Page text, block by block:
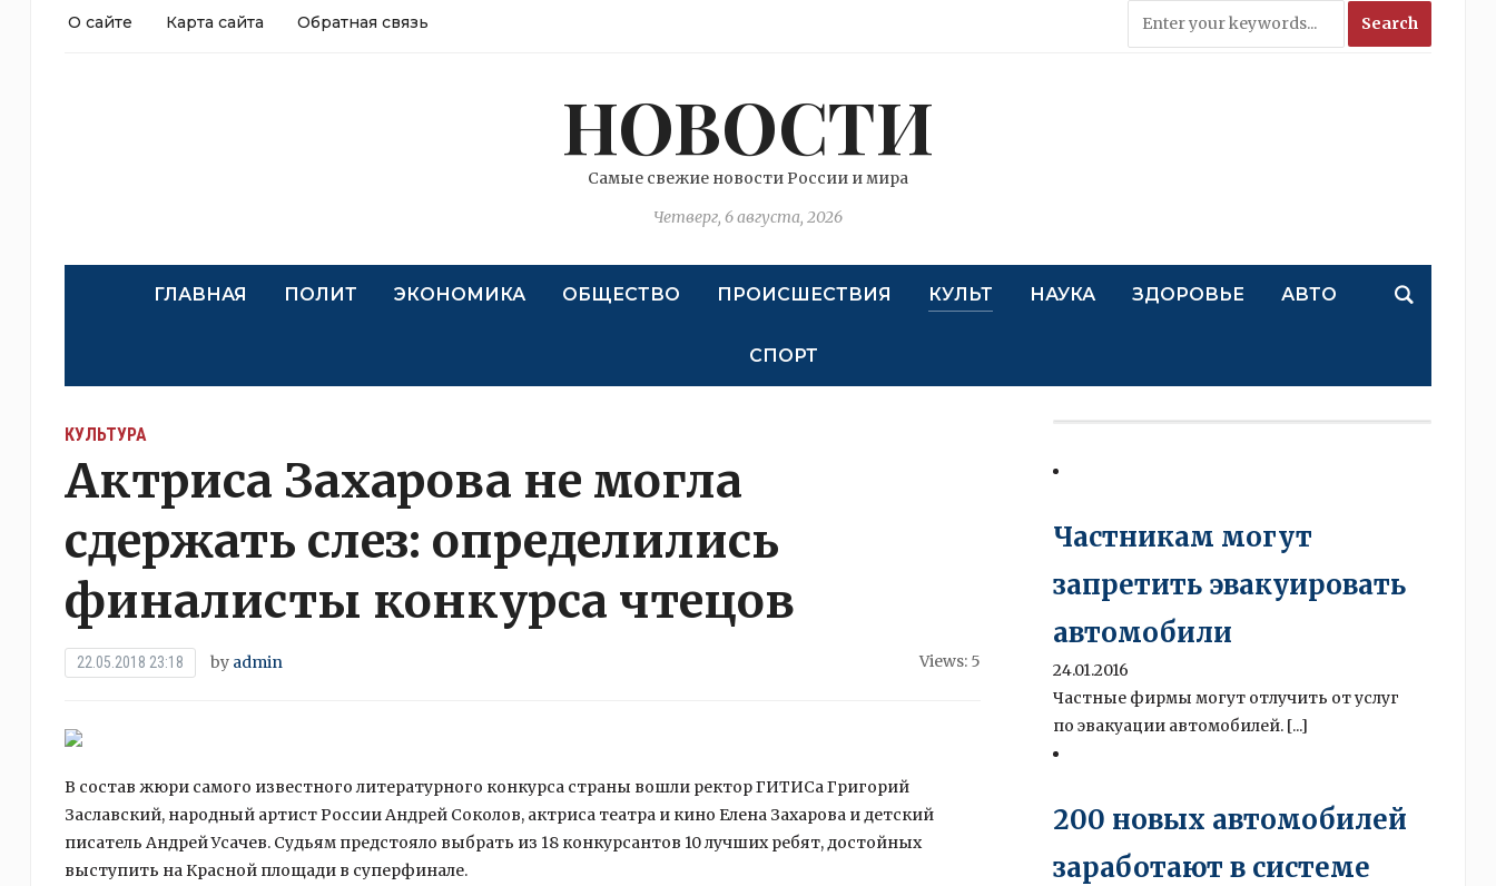
О сайте Карта сайта Обратная связь
НОВОСТИ
Самые свежие новости России и мира
Четверг, 6 августа, 2026
ГЛАВНАЯ ПОЛИТ ЭКОНОМИКА ОБЩЕСТВО ПРОИСШЕСТВИЯ КУЛЬТ НАУКА ЗДОРОВЬЕ АВТО
СПОРТ
КУЛЬТУРА
Актриса Захарова не могла
сдержать слез: определились
финалисты конкурса чтецов
22.05.2018 23:18 by admin Views: 5
В состав жюри самого известного литературного конкурса страны вошли ректор ГИТИСа Григорий
Заславский, народный артист России Андрей Соколов, актриса театра и кино Елена Захарова и детский
писатель Андрей Усачев. Судьям предстояло выбрать из 18 конкурсантов 10 лучшихребят, достойных
выступить на Красной площади в суперфинале.
Частникам могут
запретить эвакуировать
автомобили
24.01.2016
Частные фирмы могут отлучить от услуг
по эвакуации автомобилей. [...]
200 новых автомобилей
заработают в системе